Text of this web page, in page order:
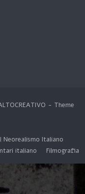
Theme
Neorealismo Italiano
italiano Filmografia